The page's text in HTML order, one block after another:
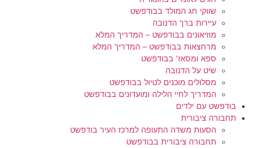
שווקי חג המולד בבודפשט
עיירות ברך הדנובה
מוזיאונים בבודפשט – המדריך המלא
מרחצאות בבודפשט – המדריך המלא
ספא ומסאז' בבודפשט
שיט על הדנובה
מסלולים מוכנים לטיול בבודפשט
המדריך לחיי הלילה ומועדונים בבודפשט
בודפשט עם ילדים
תחבורה ציבורית
הסעות משדה התעופה למרכז העיר בודפשט
תחבורה ציבורית בבודפשט